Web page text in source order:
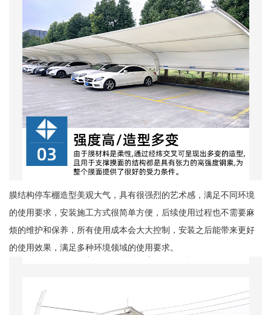
膜结构停车棚造型美观大气，具有很强烈的艺术感，满足不同环境
的使用要求，安装施工方式很简单方便，后续使用过程也不需要麻
烦的维护和保养，所有使用成本会大大控制，安装之后能带来更好
的使用效果，满足多种环境领域的使用要求。